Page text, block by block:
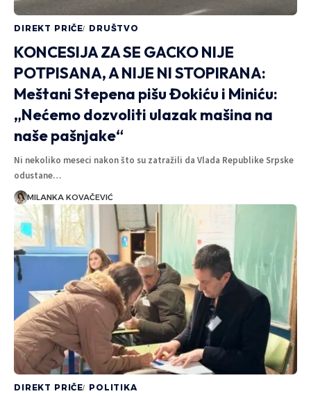
DIREKT PRIČE DRUŠTVO
KONCESIJA ZA SE GACKO NIJE
POTPISANA, A NIJE NI STOPIRANA:
Meštani Stepena pišu Đokiću i Miniću:
„Nećemo dozvoliti ulazak mašina na
naše pašnjake“
Ni nekoliko meseci nakon što su zatražili da Vlada Republike Srpske
odustane…
MILANKA KOVAČEVIĆ
DIREKT PRIČE POLITIKA